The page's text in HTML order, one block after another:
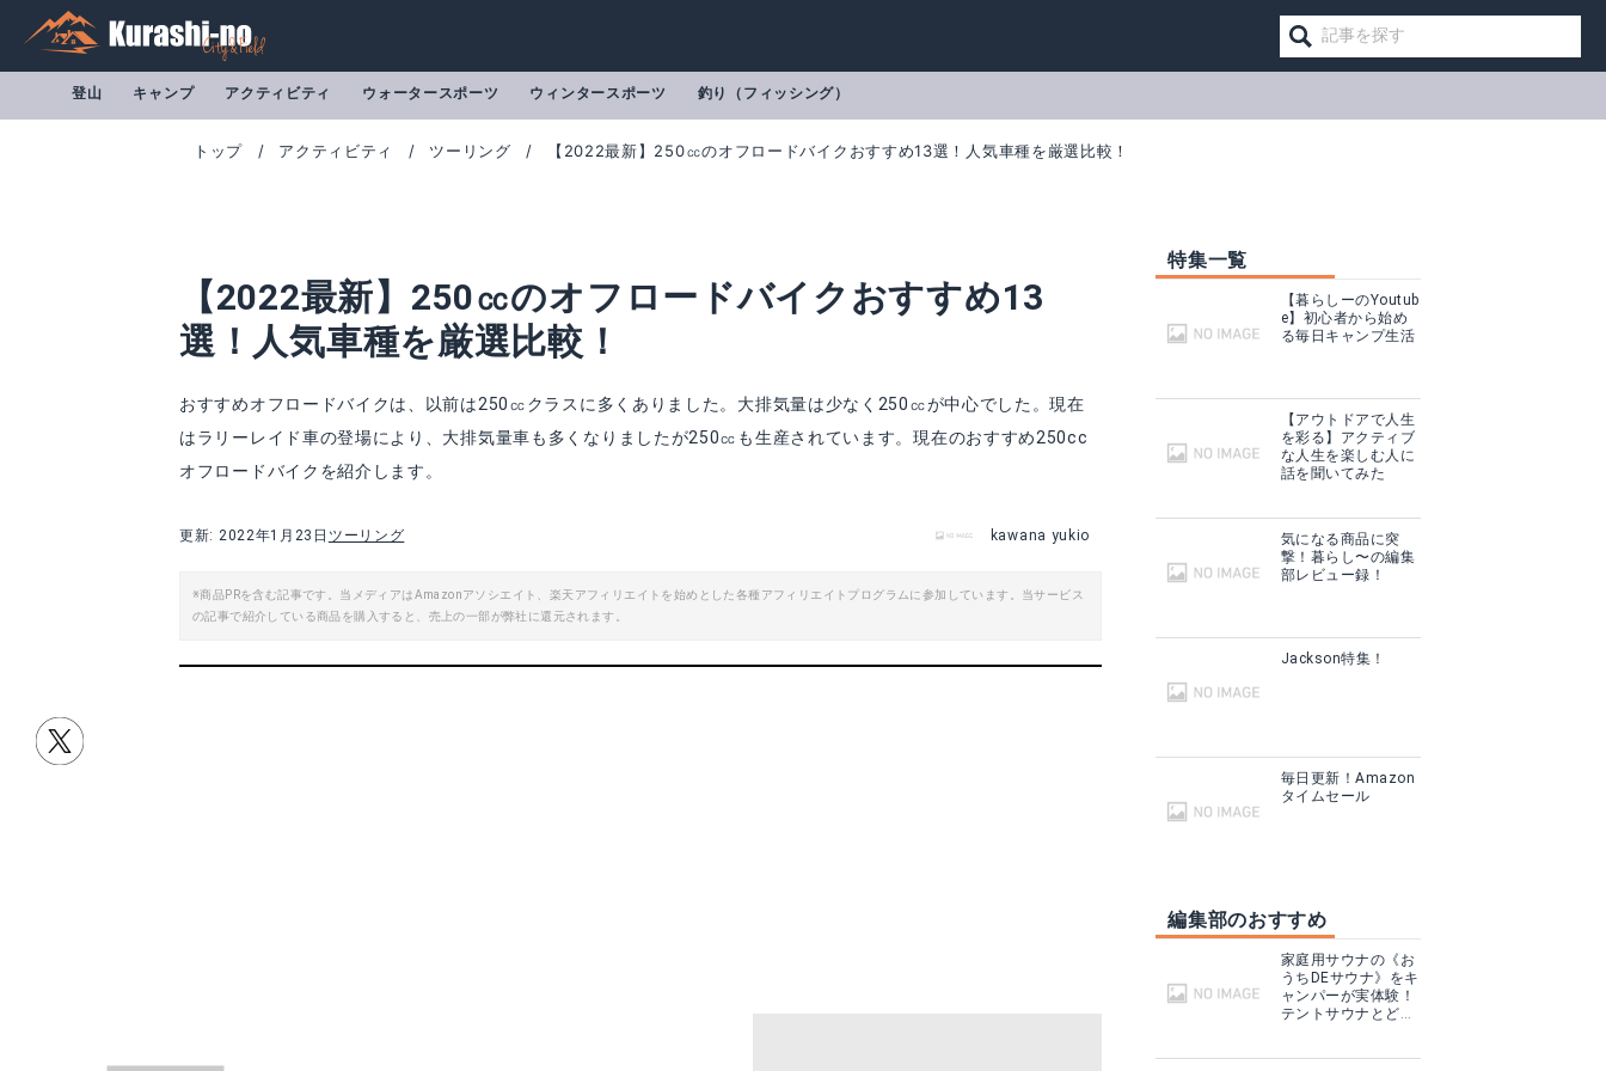
登山 キャンプ アクティビティ ウォータースポーツ ウィンタースポーツ 釣り（フィッシング）
トップ アクティビティ ツーリング 【2022最新】250㏄のオフロードバイクおすすめ13選！人気車種を厳選比較！
【2022最新】250㏄のオフロードバイクおすすめ13
選！人気車種を厳選比較！
おすすめオフロードバイクは、以前は250㏄クラスに多くありました。大排気量は少なく250㏄が中心でした。現在
はラリーレイド車の登場により、大排気量車も多くなりましたが250㏄も生産されています。現在のおすすめ250cc
オフロードバイクを紹介します。
更新: 2022年1月23日 ツーリング kawana yukio
※商品PRを含む記事です。当メディアはAmazonアソシエイト、楽天アフィリエイトを始めとした各種アフィリエイトプログラムに参加しています。当サービス
の記事で紹介している商品を購入すると、売上の一部が弊社に還元されます。
特集一覧
【暮らしーのYoutub
e】初心者から始め
る毎日キャンプ生活
【アウトドアで人生
を彩る】アクティブ
な人生を楽しむ人に
話を聞いてみた
気になる商品に突
撃！暮らし〜の編集
部レビュー録！
Jackson特集！
毎日更新！Amazon
タイムセール
編集部のおすすめ
家庭用サウナの《お
うちDEサウナ》をキ
ャンパーが実体験！
テントサウナとどこ